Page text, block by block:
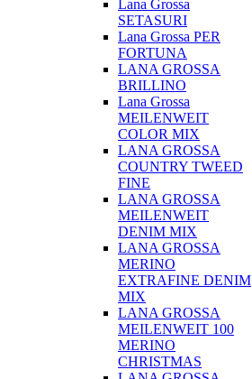
Lana Grossa
SETASURI
Lana Grossa PER
FORTUNA
LANA GROSSA
BRILLINO
Lana Grossa
MEILENWEIT
COLOR MIX
LANA GROSSA
COUNTRY TWEED
FINE
LANA GROSSA
MEILENWEIT
DENIM MIX
LANA GROSSA
MERINO
EXTRAFINE DENIM
MIX
LANA GROSSA
MEILENWEIT 100
MERINO
CHRISTMAS